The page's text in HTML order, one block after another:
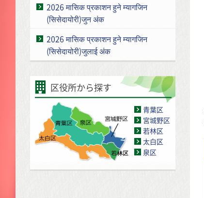
2026 मासिक प्रकाशन हुने म्यागजिन
(सिसेदायोरी)जुन अंक
2026 मासिक प्रकाशन हुने म्यागजिन
(सिसेदायोरी)जुलाई अंक
区役所から探す
青葉区
宮城野区
若林区
太白区
泉区